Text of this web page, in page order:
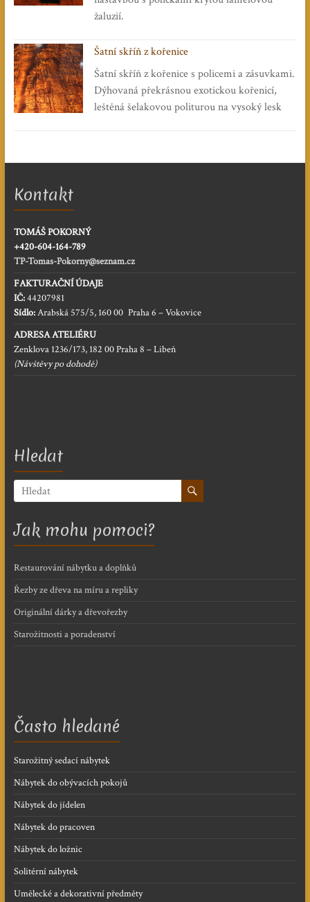
žaluzií.
Šatní skříň z kořenice
Šatní skříň z kořenice s policemi a zásuvkami.
Dýhovaná překrásnou exotickou kořenicí,
leštěná šelakovou politurou na vysoký lesk
Kontakt
TOMÁŠ POKORNÝ
+420-604-164-789
TP-Tomas-Pokorny@seznam.cz
FAKTURAČNÍ ÚDAJE
IČ:44207981
Sídlo:Arabská 575/5, 160 00 Praha 6 – Vokovice
ADRESA ATELIÉRU
Zenklova 1236/173, 182 00 Praha 8 – Libeň
(Návštěvy po dohodě)
Hledat
Jak mohu pomoci?
Restaurování nábytku a doplňků
Řezby ze dřeva na míru a repliky
Originální dárky a dřevořezby
Starožitnosti a poradenství
Často hledané
Starožitný sedací nábytek
Nábytek do obývacích pokojů
Nábytek do jídelen
Nábytek do pracoven
Nábytek do ložnic
Solitérní nábytek
Umělecké a dekorativní předměty